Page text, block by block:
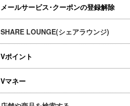
メールサービス･クーポンの登録解除
SHARE LOUNGE(シェアラウンジ)
Vポイント
Vマネー